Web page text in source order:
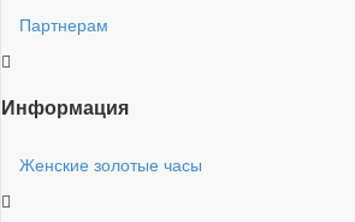
Партнерам
Информация
Женские золотые часы